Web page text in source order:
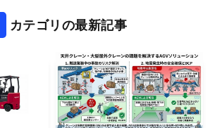
カテゴリの最新記事